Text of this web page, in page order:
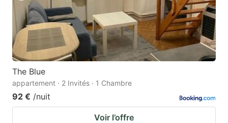
The Blue
appartement · 2 Invités · 1 Chambre
92 € /nuit
Voir l’offre